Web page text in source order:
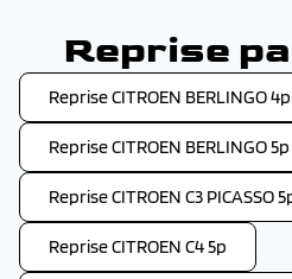
Reprise
Reprise CITROEN BERLINGO 4p
Reprise CITROEN BERLINGO 5p
Reprise CITROEN C3 PICASSO
Reprise CITROEN C4 5p